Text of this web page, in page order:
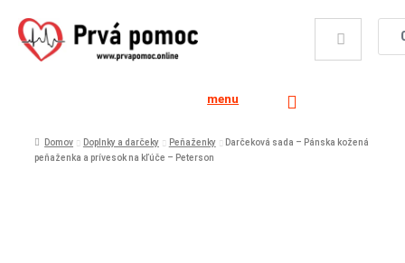
menu
Domov Doplnky a darčeky Peňaženky
Darčeková sada – Pánska kožená
peňaženka a prívesok na kľúče – Peterson